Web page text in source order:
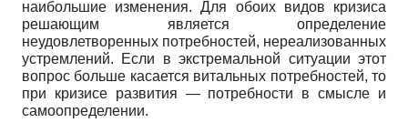
наибольшие изменения. Для обоих видов кризиса
решающим является определение
неудовлетворенных потребностей, нереализованных
устремлений. Если в экстремальной ситуации этот
вопрос больше касается витальных потребностей, то
при кризисе развития — потребности в смысле и
самоопределении.